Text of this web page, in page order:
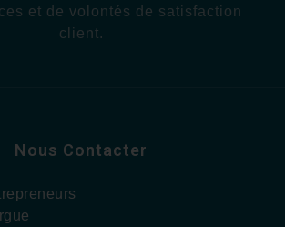
et de volontés de satisfaction
client.
Nous Contacter